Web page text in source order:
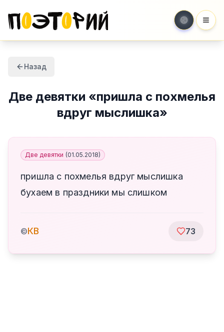
Назад
Две девятки «пришла с похмелья
вдруг мыслишка»
Две девятки (01.05.2018)
пришла с похмелья вдруг мыслишка
бухаем в праздники мы слишком
©КВ 73